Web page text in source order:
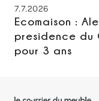
7.7.2026
Ecomaison :
presidence du
pour 3 ans